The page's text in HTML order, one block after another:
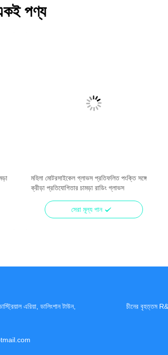
পণ্য
মহিলা মোটরসাইকেল গ্লাভস প্রতিফলিত পংক্তি সঙ্গে
ক্রীড়া প্রতিযোগিতার চামড়া রাডিং গ্লাভস
সেরা মূল্য পান
এরিয়া, ডালিংশান টাউন,
চীনের বৃহত্তম